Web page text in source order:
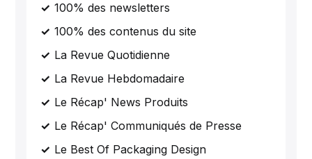
100% des newsletters
100% des contenus du site
La Revue Quotidienne
La Revue Hebdomadaire
Le Récap' News Produits
Le Récap' Communiqués de Presse
Le Best Of Packaging Design